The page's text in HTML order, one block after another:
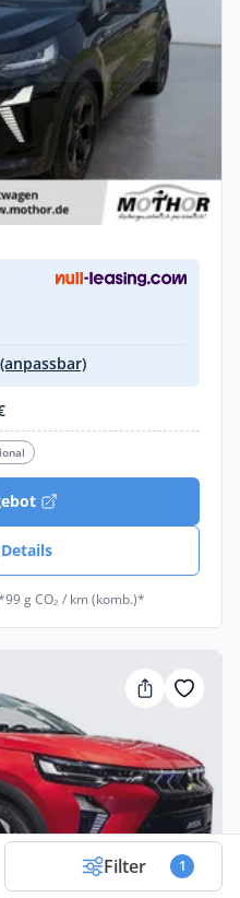
Filter 1
Plus Black 1.8l
kW)
(anpassbar)
99 g CO₂ / km (komb.)*